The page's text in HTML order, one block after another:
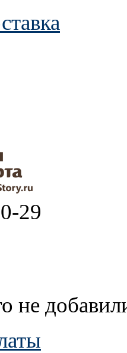
29
не